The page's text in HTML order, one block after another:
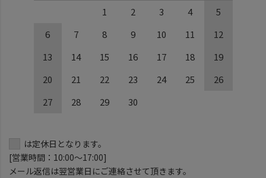
1 2 3 4
5
6
7 8 9 10 11
12
13
14 15 16 17 18
19
20
21 22 23 24 25
26
27
28 29 30
は定休日となります。
[営業時間：10:00～17:00]
メール返信は翌営業日にご連絡させて頂きます。